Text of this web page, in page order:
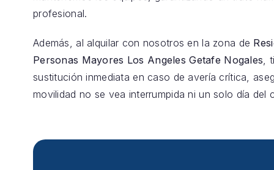
profesional.
Además, al alquilar con nosotros en la zona de
Personas Mayores Los Angeles Getafe Nogales,
sustitución inmediata en caso de avería crítica,
movilidad no se vea interrumpida ni un solo día del